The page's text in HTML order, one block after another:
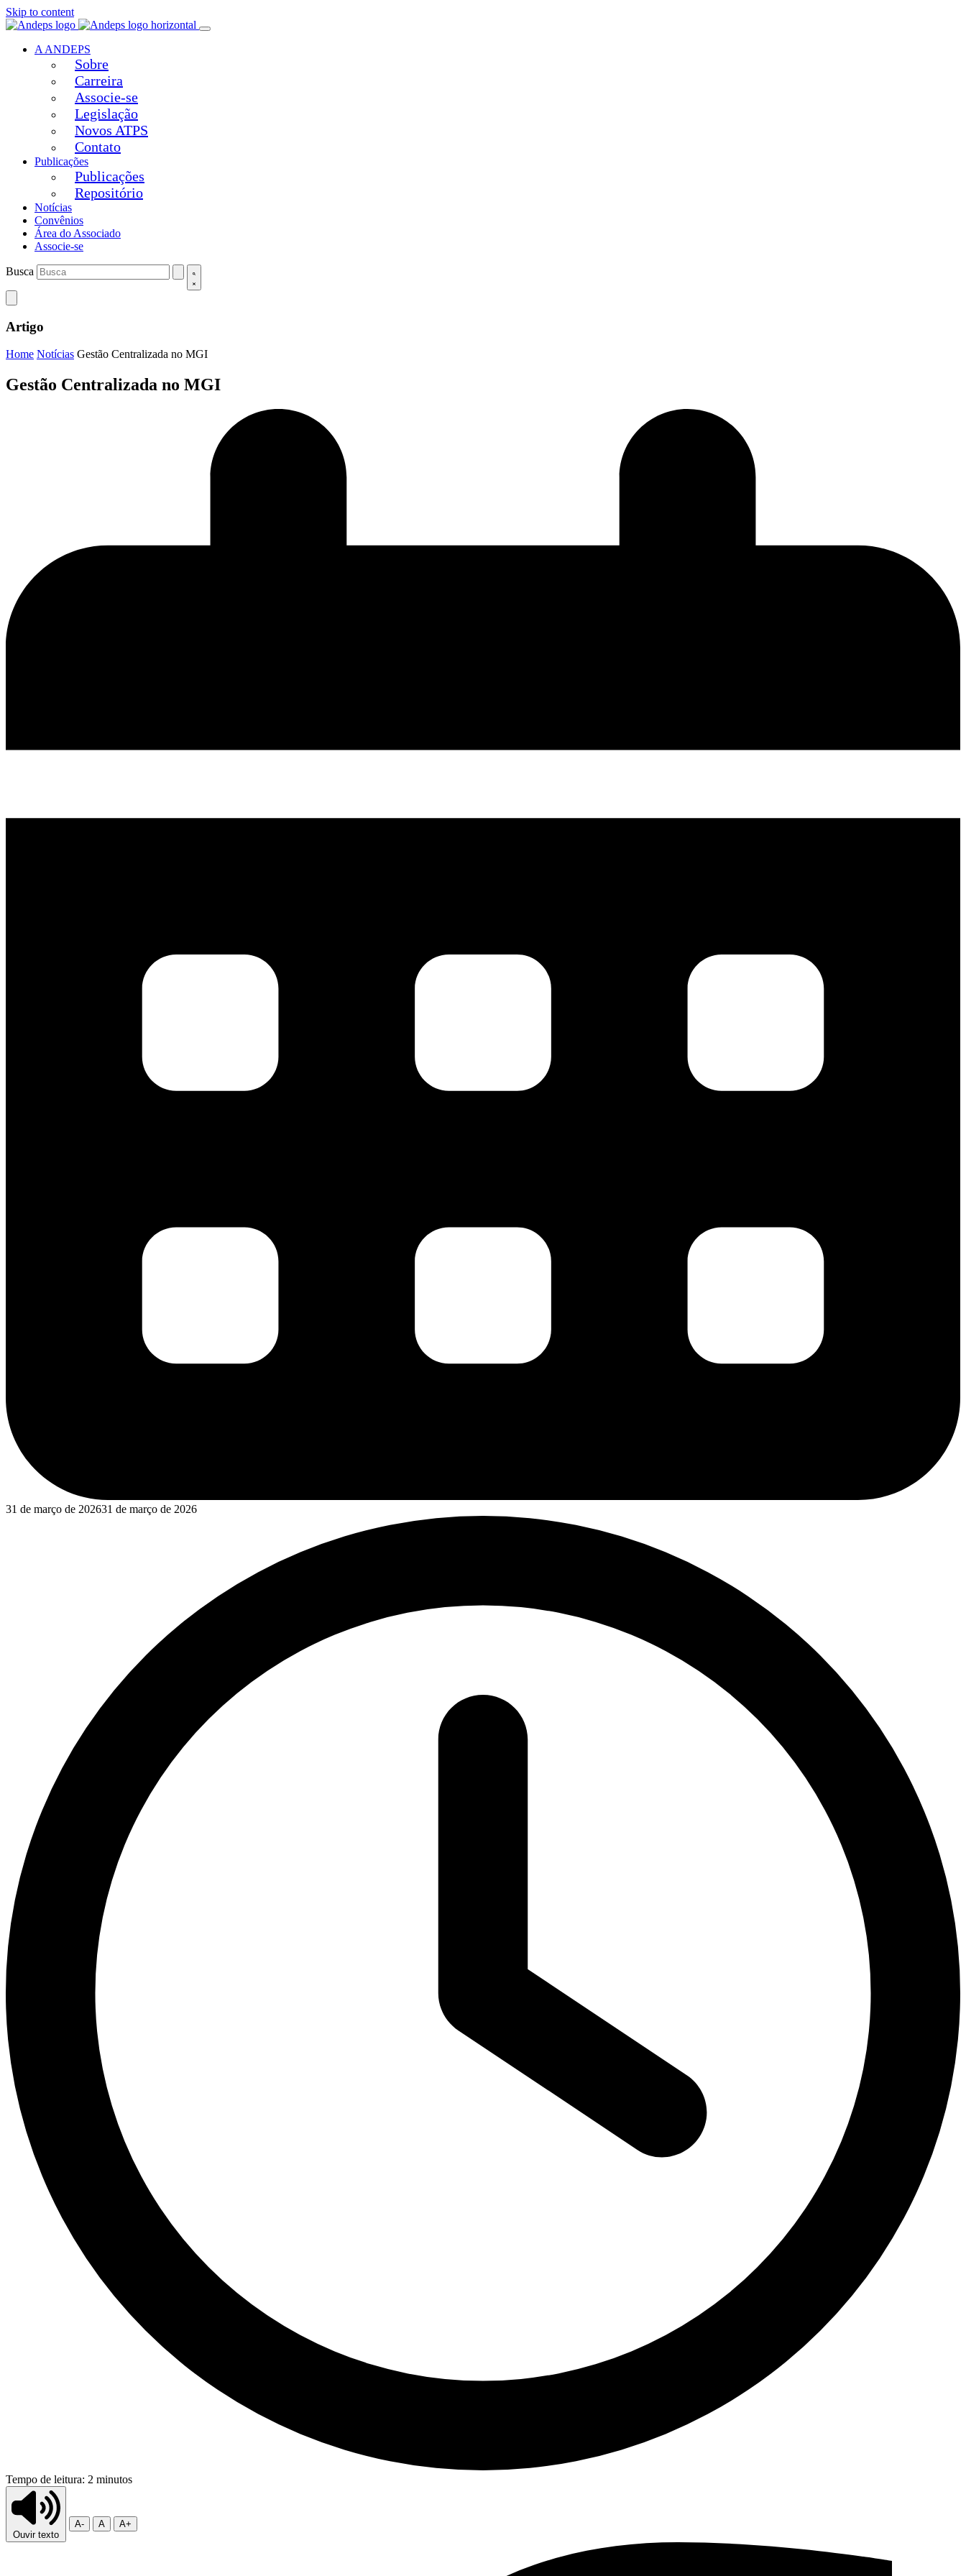
Skip to content
A ANDEPS
Sobre
Carreira
Associe-se
Legislação
Novos ATPS
Contato
Publicações
Publicações
Repositório
Notícias
Convênios
Área do Associado
Associe-se
Busca
Artigo
Home Notícias Gestão Centralizada no MGI
Gestão Centralizada no MGI
31 de março de 202631 de março de 2026
Tempo de leitura: 2 minutos
Ouvir texto
A- A A+